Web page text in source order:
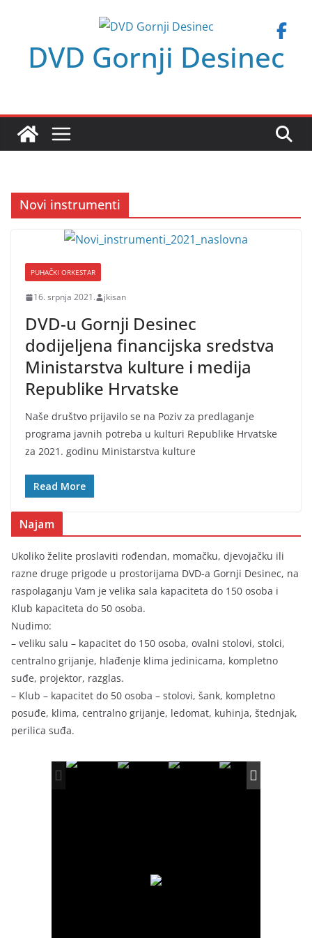
contentDVD Gornji Desinec
Novi instrumenti
PUHAČKI ORKESTAR
16. srpnja 2021. jkisan
DVD-u Gornji Desinec
dodijeljena financijska sredstva
Ministarstva kulture i medija
Republike Hrvatske
Naše društvo prijavilo se na Poziv za predlaganje
programa javnih potreba u kulturi Republike Hrvatske
za 2021. godinu Ministarstva kulture
Read More
Najam
Ukoliko želite proslaviti rođendan, momačku, djevojačku ili
razne druge prigode u prostorijama DVD-a Gornji Desinec, na
raspolaganju Vam je velika sala kapaciteta do 150 osoba i
Klub kapaciteta do 50 osoba.
Nudimo:
– veliku salu – kapacitet do 150 osoba, ovalni stolovi, stolci,
centralno grijanje, hlađenje klima jedinicama, kompletno
suđe, projektor, razglas.
– Klub – kapacitet do 50 osoba – stolovi, šank, kompletno
posuđe, klima, centralno grijanje, ledomat, kuhinja, štednjak,
perilica suđa.